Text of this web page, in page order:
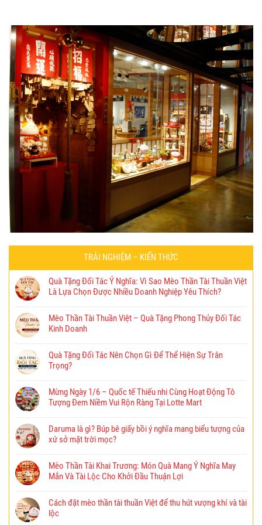
TRẢI NGHIỆM – KIẾN THỨC
Quà Tặng Đối Tác Ý Nghĩa: Vì Sao Mèo Thần Tài Thuần Việt
Là Lựa Chọn Được Nhiều Doanh Nghiệp Yêu Thích?
Mèo Thần Tài Thuần Việt – Quà Tặng Phong Thủy Đối Tác
Kinh Doanh
Quà Tặng Đối Tác Nên Chọn Gì Để Thể Hiện Sự Trân
Trọng?
Mừng Ngày 1/6 – Quốc tế Thiếu nhi Cùng Hoạt Động Tô
Tượng Đem Niềm Vui Rộn Ràng Tại Lotte Mart
Daruma là gì? Búp bê giấy bồi ý nghĩa mang biểu tượng của
xứ sở mặt trời mọc?
Mèo Thần Tài Khai Trương: Món Quà Mang Ý Nghĩa May
Mắn Và Tài Lộc Cho Khởi Đầu Thuận Lợi
Cách đặt mèo thần tài thuần Việt để thu hút vượng khí và tài
lộc